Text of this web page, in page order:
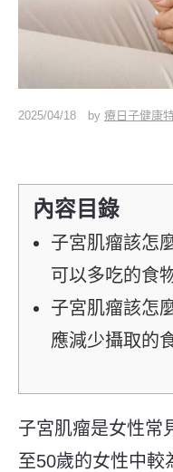
2025/04/18 by 療日子健康
內容目錄
子宮肌瘤該怎
可以多吃的食
子宮肌瘤該怎
應減少攝取的
子宮肌瘤是女性常
至50歲的女性中較